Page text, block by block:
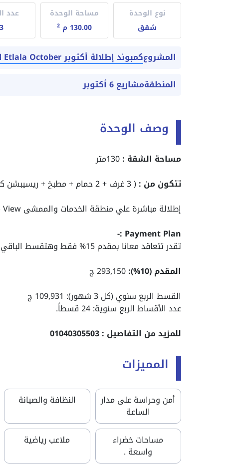
نوع الوحدة
شقق
مساحة الوحدة
130.00 م
2
عدد
3
المشروعكمبوند إطلالة أكتوبر Compound Etlala October
المنطقةمشاريع 6 أكتوبر
وصف الوحدة
مساحة الشقة :
تتكون من :( 3 غرف + 2 حمام + مطبخ + ريسيبشن كبير )
إطلالة مباشرة علي منطقة الخدمات والممشى Plaza & Promenade View
Payment Plan
:-
تقدر تتعاقد معانا بمقدم 15% فقط وهتقسط الباقي علي 6 سنين
المقدم (10%):
293,150 ج
القسط الربع سنوي (كل 3 شهور): 109,931 ج
عدد الأقساط الربع سنوية: 24 قسطاً.
للمزيد من التفاصيل : 01040305503
المميزات
أمن وحراسة على مدار
الساعة
النظافة والصيانة
مساحات خضراء
واسعة .
ملاعب رياضية